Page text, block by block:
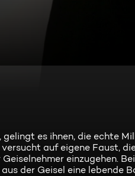
es ihnen, die echte
auf eigene Faust,
einzugehen.
der Geisel eine lebende